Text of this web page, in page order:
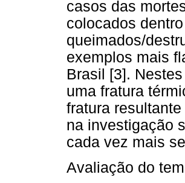
casos das
colocados
queimados/
exemplos mais
Brasil [3].
uma fratura
fratura
na investigação
cada vez mais
Avaliação do